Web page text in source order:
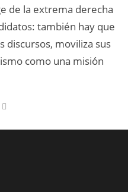
de la extrema derecha
también hay que
discursos, moviliza sus
como una misión